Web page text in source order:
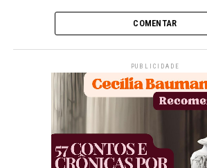
COMENTAR
PUBLICIDADE